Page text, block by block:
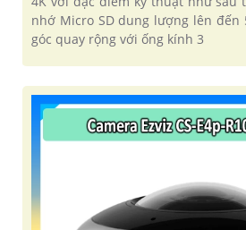
nhớ Micro SD dung lượng lên đến
góc quay rộng với ống kính 3